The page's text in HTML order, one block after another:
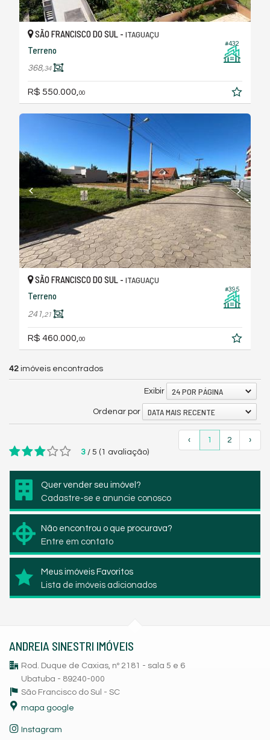
#432
SÃO FRANCISCO DO SUL - ITAGUAÇU
Terreno
368,34
R$ 550.000, 00
#395
SÃO FRANCISCO DO SUL - ITAGUAÇU
Terreno
241,21
R$ 460.000, 00
42 imóveis encontrados
Exibir 24 POR PÁGINA
Ordenar por DATA MAIS RECENTE
‹ 1 2
›
3 / 5 (1 avaliação)
Quer vender seu imóvel?
Cadastre-se e anuncie conosco
Não encontrou o que procurava?
Entre em contato
Meus imóveis Favoritos
Lista de imóveis adicionados
ANDREIA SINESTRI IMÓVEIS
Rod. Duque de Caxias, nº 2181 - sala 5 e 6
Ubatuba - 89240-000
São Francisco do Sul - SC
mapa google
Instagram